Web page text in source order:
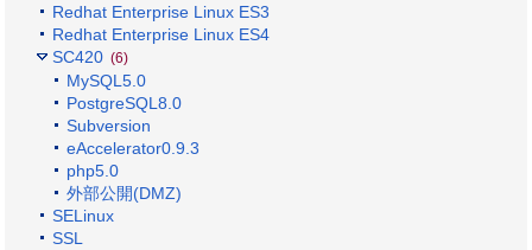
Redhat Enterprise Linux ES3
Redhat Enterprise Linux ES4
SC420 (6)
MySQL5.0
PostgreSQL8.0
Subversion
eAccelerator0.9.3
php5.0
外部公開(DMZ)
SELinux
SSL